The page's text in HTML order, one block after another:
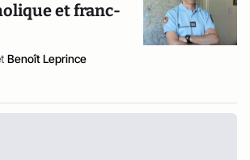
et franc-
Benoît Leprince